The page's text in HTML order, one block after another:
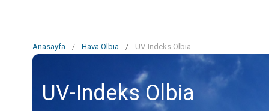
Anasayfa / Hava Olbia / UV-Indeks Olbia
UV-Indeks Olbia